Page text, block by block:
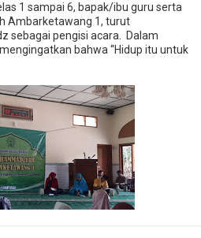
1 sampai 6, bapak/ibu guru serta
Ambarketawang 1, turut
sebagai pengisi acara. Dalam
bahwa “Hidup itu untuk